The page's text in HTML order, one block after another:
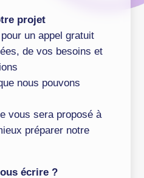
projet
un appel gratuit
de vos besoins et
nous pouvons
vous sera proposé à
préparer notre
écrire ?